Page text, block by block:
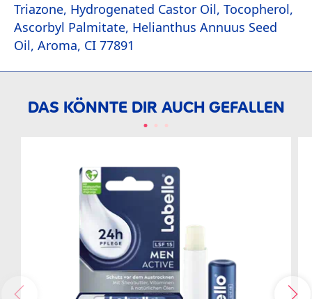
Triazone, Hydrogenated Castor Oil, Tocopherol,
Ascorbyl Palmitate, Helianthus Annuus Seed
Oil, Aroma, CI 77891
DAS KÖNNTE DIR AUCH GEFALLEN